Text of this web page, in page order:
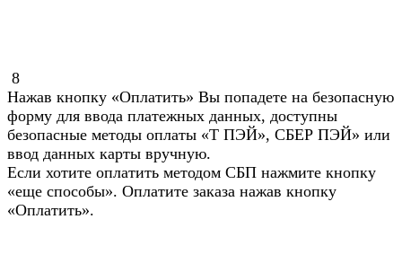
8
Нажав кнопку «Оплатить» Вы попадете на безопасную
форму для ввода платежных данных, доступны
безопасные методы оплаты «Т ПЭЙ», СБЕР ПЭЙ» или
ввод данных карты вручную.
Если хотите оплатить методом СБП нажмите кнопку
«еще способы». Оплатите заказа нажав кнопку
«Оплатить».